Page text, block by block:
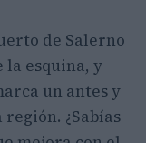
de Salerno
la esquina, y
un antes y
¿Sabías